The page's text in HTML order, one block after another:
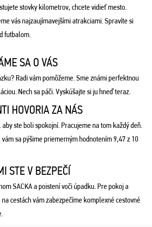
stovky kilometrov, chcete vidieť mesto.
vás najzaujímavejšími atrakciami. Spravíte si
futbalom.
SA O VÁS
Radi vám pomôžeme. Sme známi perfektnou
Nech sa páči. Vyskúšajte si ju hneď teraz.
HOVORIA ZA NÁS
aby ste boli spokojní. Pracujeme na tom každý deň.
sa pýšime priemerným hodnotením 9,47 z 10
STE V BEZPEČÍ
SACKA a poistení voči úpadku. Pre pokoj a
cestách vám zabezpečíme komplexné cestovné